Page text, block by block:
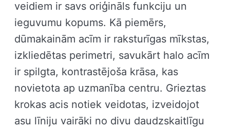
veidiem ir savs oriģināls funkciju un
ieguvumu kopums. Kā piemērs,
dūmakainām acīm ir raksturīgas mīkstas,
izkliedētas perimetri, savukārt halo acīm
ir spilgta, kontrastējoša krāsa, kas
novietota ap uzmanība centru. Grieztas
krokas acis notiek veidotas, izveidojot
asu līniju vairāki no divu daudzskaitlīgu